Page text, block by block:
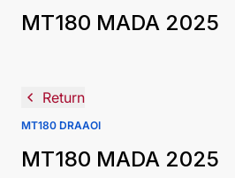
MT180 MADA 2025
navigate_before Return
MT180 DRAAOI
MT180 MADA 2025